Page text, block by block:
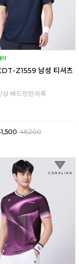
Z1559 남성 티셔츠
배드민턴의류
46,200